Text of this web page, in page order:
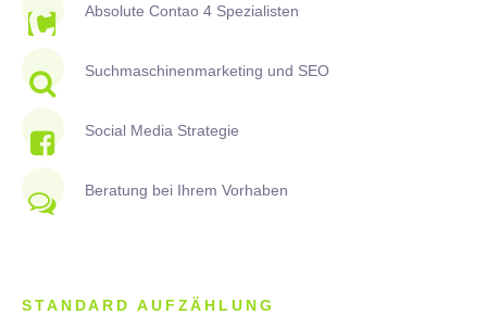
Absolute Contao 4 Spezialisten
Suchmaschinenmarketing und SEO
Social Media Strategie
Beratung bei Ihrem Vorhaben
STANDARD AUFZÄHLUNG